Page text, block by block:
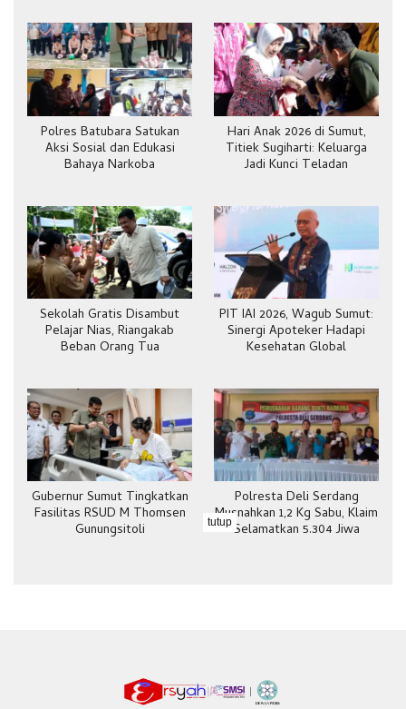
Polres Batubara Satukan
Aksi Sosial dan Edukasi
Bahaya Narkoba
Hari Anak 2026 di Sumut,
Titiek Sugiharti: Keluarga
Jadi Kunci Teladan
Sekolah Gratis Disambut
Pelajar Nias, Riangakab
Beban Orang Tua
PIT IAI 2026, Wagub Sumut:
Sinergi Apoteker Hadapi
Kesehatan Global
Gubernur Sumut Tingkatkan
Fasilitas RSUD M Thomsen
Gunungsitoli
Polresta Deli Serdang
Musnahkan 1,2 Kg Sabu, Klaim
Selamatkan 5.304 Jiwa
tutup